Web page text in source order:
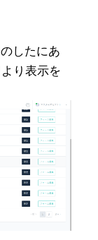
したにあ
り表示を